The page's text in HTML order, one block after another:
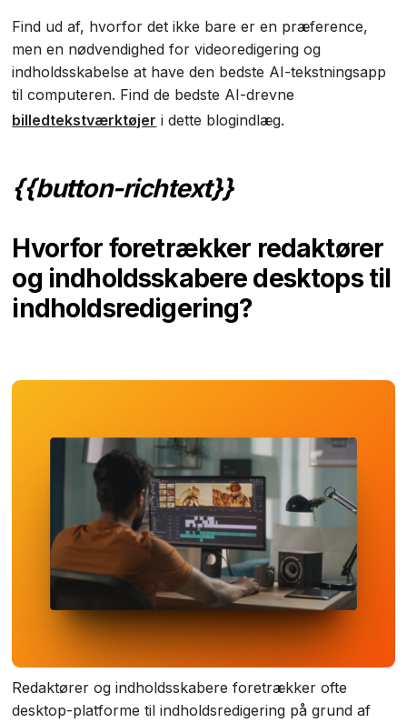
Find ud af, hvorfor det ikke bare er en præference,
men en nødvendighed for videoredigering og
indholdsskabelse at have den bedste AI-tekstningsapp
til computeren. Find de bedste AI-drevne
billedtekstværktøjer i dette blogindlæg.
‍{{button-richtext}}‍
Hvorfor foretrækker redaktører
og indholdsskabere desktops til
indholdsredigering?
Redaktører og indholdsskabere foretrækker ofte
desktop-platforme til indholdsredigering på grund af